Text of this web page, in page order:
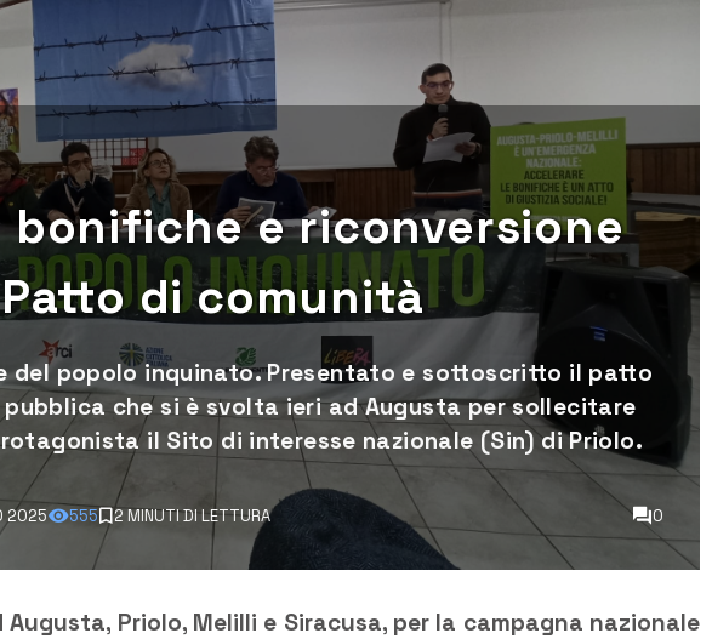
bonifiche e riconversione
di comunità
del popolo inquinato. Presentato e sottoscritto il patto
pubblica che si è svolta ieri ad Augusta per sollecitare
il Sito di interesse nazionale (Sin) di Priolo.
2025 555 2 MINUTI DI LETTURA 0
Priolo, Melilli e Siracusa, per la campagna nazionale